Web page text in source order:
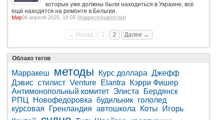
которые уже должны были находиться в Украине, всё
ещё находятся на ремонте в Бельгии.
Мир08 апреля 2026, 18:58 (Корреспондент.net)
← Назад 1 2 Далее →
Облако тегов
Марракеш методы Курс доллара Джефф
Дэвис стилист Venture Elantra
Кэрри Фишер
Антимонопольный комитет Элиста
Бердянск
РПЦ
Новофедоровка будильник гололед
курсовая
Гренландия автошкола Коты
Игорь